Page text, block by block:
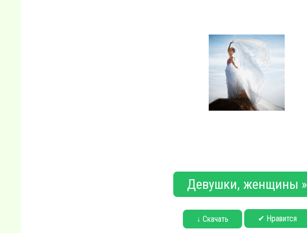
Девушки, женщины »
↓ Скачать ✔ Нравится